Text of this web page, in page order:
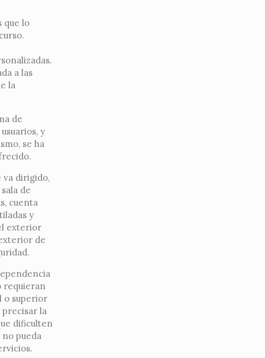
que lo
a las
la
de
y
se ha
va dirigido,
de
cuenta
y
exterior
de
requieran
o superior
precisar la
dificulten
pueda